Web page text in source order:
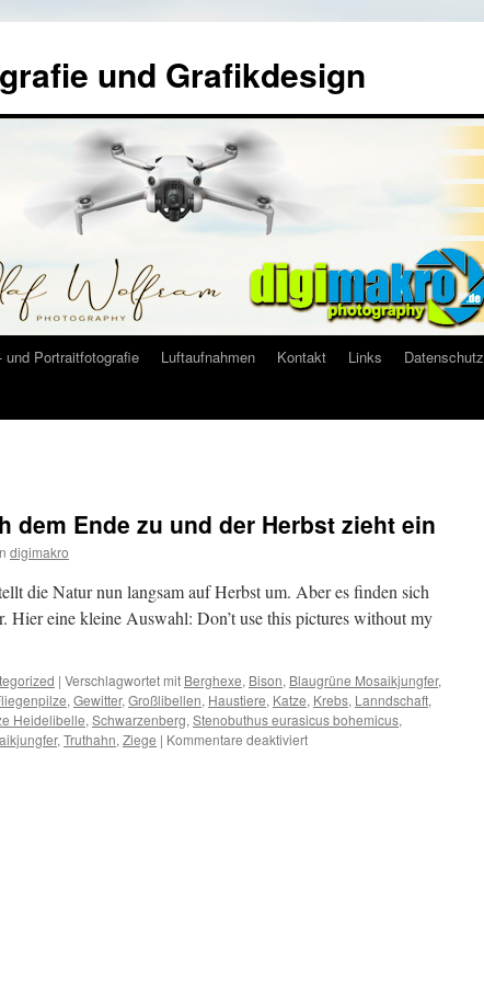
und Grafikdesign
und Portraitfotografie Luftaufnahmen Kontakt Links Datenschutz
dem Ende zu und der Herbst zieht ein
digimakro
die Natur nun langsam auf Herbst um. Aber es finden sich
Hier eine kleine Auswahl: Don’t use this pictures without my
| Verschlagwortet mit Berghexe, Bison, Blaugrüne Mosaikjungfer,
, Gewitter, Großlibellen, Haustiere, Katze, Krebs, Lanndschaft,
Heidelibelle, Schwarzenberg, Stenobuthus eurasicus bohemicus,
, Truthahn, Ziege | Kommentare deaktiviertfür